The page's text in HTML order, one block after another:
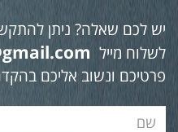
יש לכם שאלה? ניתן
לשלוח מייל
פרטיכם ונשוב אליכם